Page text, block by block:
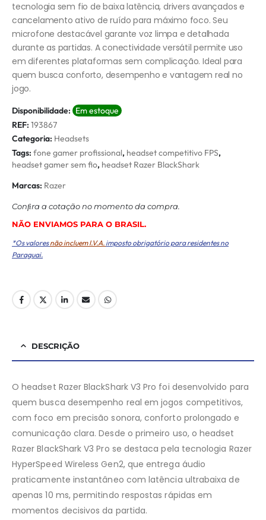
tecnologia sem fio de baixa latência, drivers avançados e
cancelamento ativo de ruído para máximo foco. Seu
microfone destacável garante voz limpa e detalhada
durante as partidas. A conectividade versátil permite uso
em diferentes plataformas sem complicação. Ideal para
quem busca conforto, desempenho e vantagem real no
jogo.
Disponibilidade: Em estoque
REF: 193867
Categoria: Headsets
Tags: fone gamer profissional, headset competitivo FPS,
headset gamer sem fio, headset Razer BlackShark
Marcas: Razer
Conﬁra a cotação no momento da compra.
NÃO ENVIAMOS PARA O BRASIL.
*Os valoresnão incluem I.V.A. imposto obrigatório para residentes no
Paraguai.
DESCRIÇÃO
O headset Razer BlackShark V3 Pro foi desenvolvido para
quem busca desempenho real em jogos competitivos,
com foco em precisão sonora, conforto prolongado e
comunicação clara. Desde o primeiro uso, o headset
Razer BlackShark V3 Pro se destaca pela tecnologia Razer
HyperSpeed Wireless Gen2, que entrega áudio
praticamente instantâneo com latência ultrabaixa de
apenas 10 ms, permitindo respostas rápidas em
momentos decisivos da partida.